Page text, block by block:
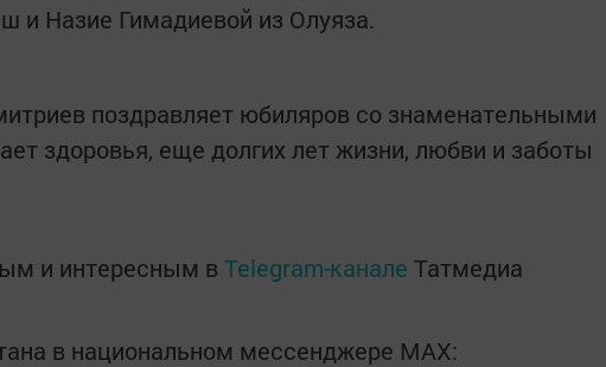
и Назие Гимадиевой из Олуяза.
поздравляет юбиляров со знаменательными
здоровья, еще долгих лет жизни, любви и заботы
и интересным в Telegram-канале Татмедиа
в национальном мессенджере MАХ: